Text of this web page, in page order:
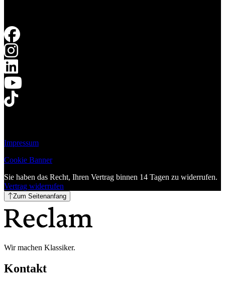
Impressum
Cookie Banner
Sie haben das Recht, Ihren Vertrag binnen 14 Tagen zu widerrufen.
Vertrag widerrufen
Zum Seitenanfang
Wir machen Klassiker.
Kontakt